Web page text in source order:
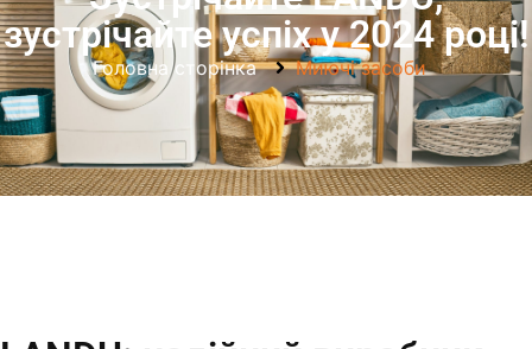
зустрічайте успіх у 2024 році!
Головна сторінка Миючі засоби